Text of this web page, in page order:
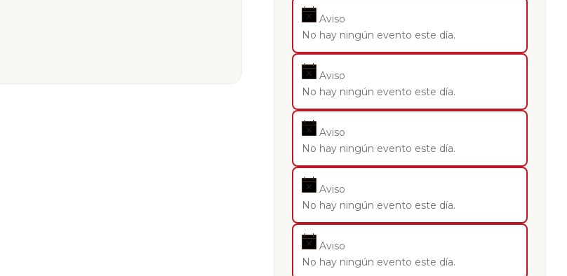
Aviso
No hay ningún evento este día.
Aviso
No hay ningún evento este día.
Aviso
No hay ningún evento este día.
Aviso
No hay ningún evento este día.
Aviso
No hay ningún evento este día.